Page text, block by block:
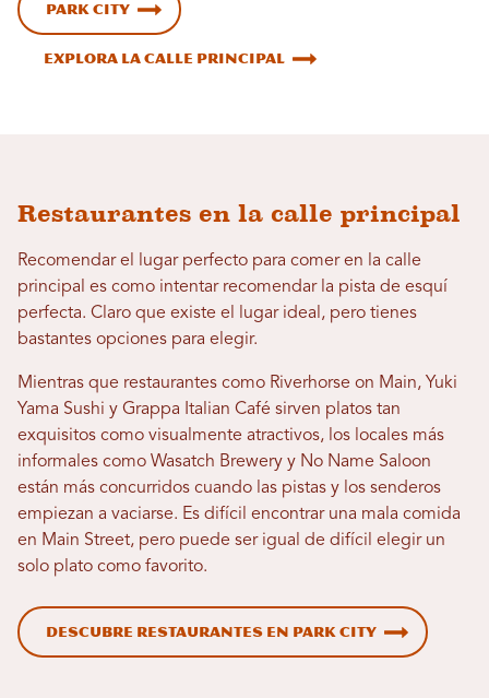
Park City
Explora la calle principal
Restaurantes en la calle principal
Recomendar el lugar perfecto para comer en la calle
principal es como intentar recomendar la pista de esquí
perfecta. Claro que existe el lugar ideal, pero tienes
bastantes opciones para elegir.
Mientras que restaurantes como Riverhorse on Main, Yuki
Yama Sushi y Grappa Italian Café sirven platos tan
exquisitos como visualmente atractivos, los locales más
informales como Wasatch Brewery y No Name Saloon
están más concurridos cuando las pistas y los senderos
empiezan a vaciarse. Es difícil encontrar una mala comida
en Main Street, pero puede ser igual de difícil elegir un
solo plato como favorito.
Descubre restaurantes en Park City